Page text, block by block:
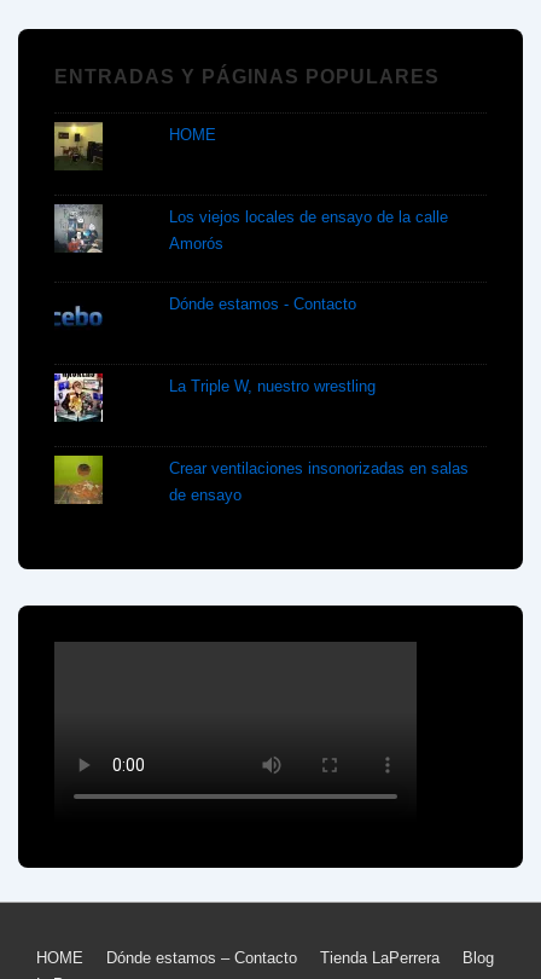
ENTRADAS Y PÁGINAS POPULARES
HOME
Los viejos locales de ensayo de la calle
Amorós
Dónde estamos - Contacto
La Triple W, nuestro wrestling
Crear ventilaciones insonorizadas en salas
de ensayo
Menú
HOME Dónde estamos – Contacto Tienda LaPerrera
Blog